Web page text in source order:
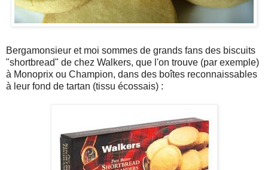
Bergamonsieur et moi sommes de grands fans des biscuits
"shortbread" de chez Walkers, que l'on trouve (par exemple)
à Monoprix ou Champion, dans des boîtes reconnaissables
à leur fond de tartan (tissu écossais) :